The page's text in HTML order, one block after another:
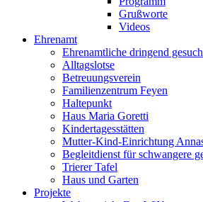
Grußworte
Videos
Ehrenamt
Ehrenamtliche dringend
Alltagslotse
Betreuungsverein
Familienzentrum Feyen
Haltepunkt
Haus Maria Goretti
Kindertagesstätten
Mutter-Kind-Einrichtung
Begleitdienst für schwangere
Trierer Tafel
Haus und Garten
Projekte